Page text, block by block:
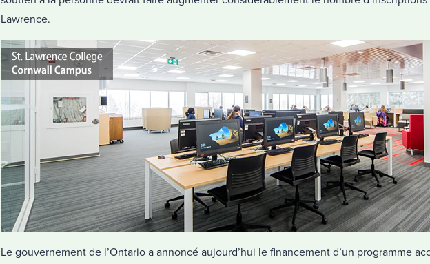
Lawrence.
Le gouvernement de l’Ontario a annoncé aujourd’hui le financement d’un programme